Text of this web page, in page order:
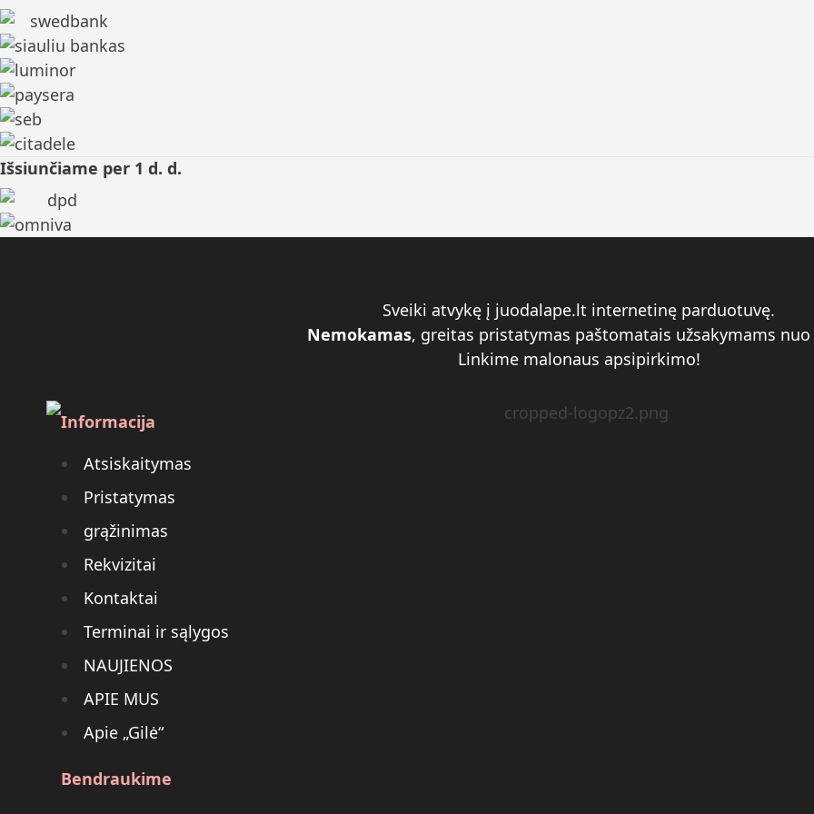
Išsiunčiame per 1 d. d.
Sveiki atvykę į juodalape.lt internetinę parduotuvę.
Nemokamas, greitas pristatymas paštomatais užsakymams nuo
Linkime malonaus apsipirkimo!
Informacija
Atsiskaitymas
Pristatymas
grąžinimas
Rekvizitai
Kontaktai
Terminai ir sąlygos
NAUJIENOS
APIE MUS
Apie „Gilė“
Bendraukime